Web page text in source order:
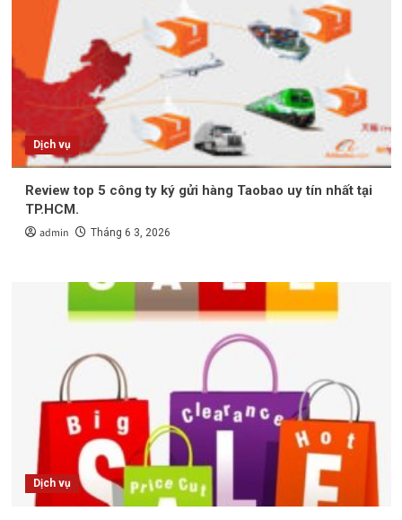
Dịch vụ
Review top 5 công ty ký gửi hàng Taobao uy tín nhất tại
TP.HCM.
admin Tháng 6 3, 2026
Dịch vụ